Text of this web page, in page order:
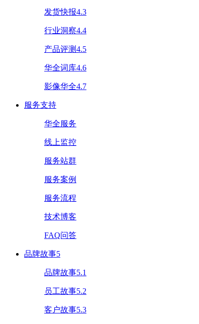
发货快报4.3
行业洞察4.4
产品评测4.5
华全词库4.6
影像华全4.7
服务支持
华全服务
线上监控
服务站群
服务案例
服务流程
技术博客
FAQ问答
品牌故事5
品牌故事5.1
员工故事5.2
客户故事5.3